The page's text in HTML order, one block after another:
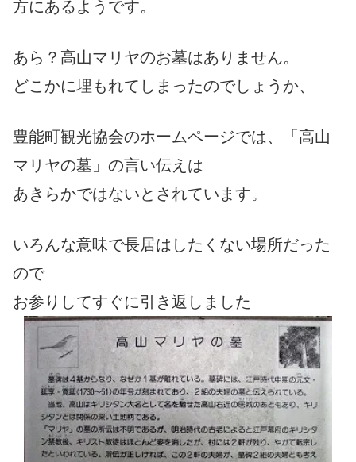
方にあるようです。
あら？高山マリヤのお墓はありません。
どこかに埋もれてしまったのでしょうか、
豊能町観光協会のホームページでは、「高山
マリヤの墓」の言い伝えは
あきらかではないとされています。
いろんな意味で長居はしたくない場所だった
ので
お参りしてすぐに引き返しました